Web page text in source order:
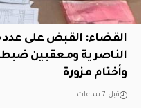
القضاء: القبض على
الناصرية ومعقبين
وأختام مزورة
قبل 7 ساعات